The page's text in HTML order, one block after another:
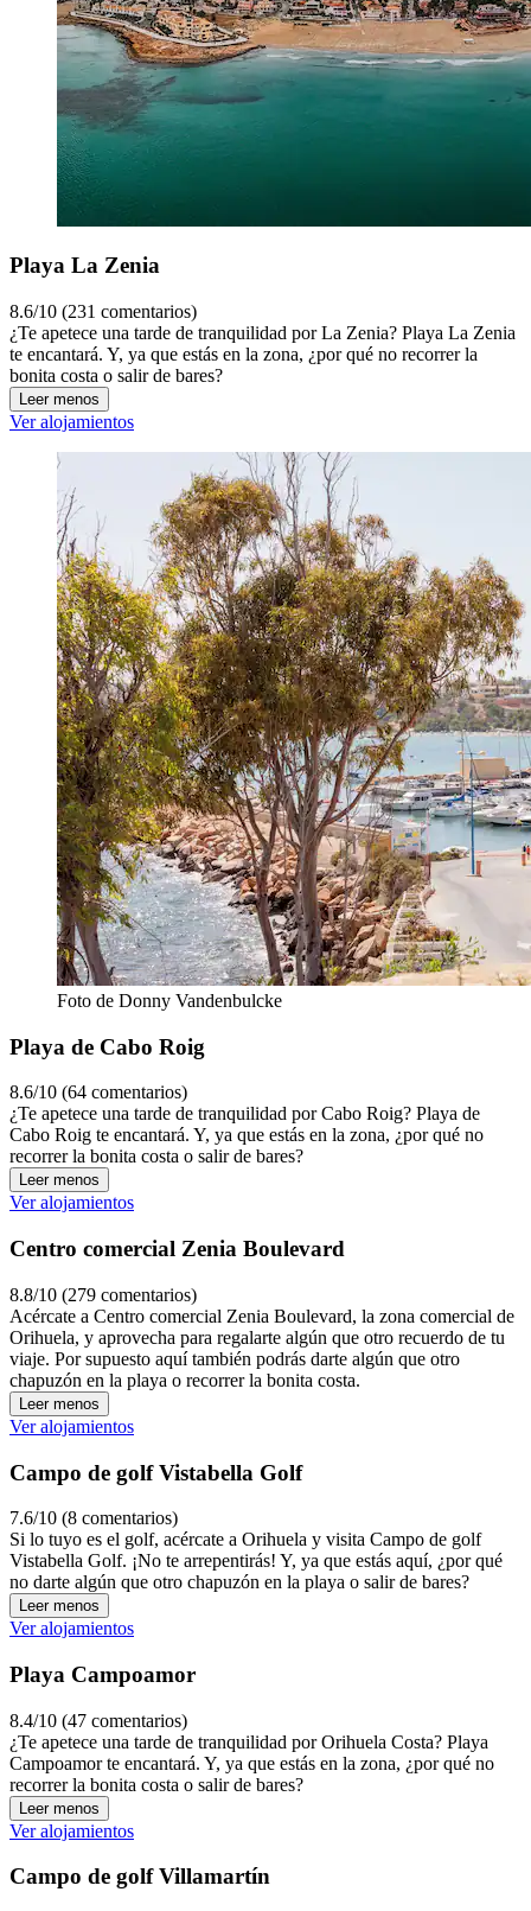
Playa La Zenia
8.6/10 (231 comentarios)
¿Te apetece una tarde de tranquilidad por La Zenia? Playa La Zenia
te encantará. Y, ya que estás en la zona, ¿por qué no recorrer la
bonita costa o salir de bares?
Leer menos
Ver alojamientos
Foto de Donny Vandenbulcke
Playa de Cabo Roig
8.6/10 (64 comentarios)
¿Te apetece una tarde de tranquilidad por Cabo Roig? Playa de
Cabo Roig te encantará. Y, ya que estás en la zona, ¿por qué no
recorrer la bonita costa o salir de bares?
Leer menos
Ver alojamientos
Centro comercial Zenia Boulevard
8.8/10 (279 comentarios)
Acércate a Centro comercial Zenia Boulevard, la zona comercial de
Orihuela, y aprovecha para regalarte algún que otro recuerdo de tu
viaje. Por supuesto aquí también podrás darte algún que otro
chapuzón en la playa o recorrer la bonita costa.
Leer menos
Ver alojamientos
Campo de golf Vistabella Golf
7.6/10 (8 comentarios)
Si lo tuyo es el golf, acércate a Orihuela y visita Campo de golf
Vistabella Golf. ¡No te arrepentirás! Y, ya que estás aquí, ¿por qué
no darte algún que otro chapuzón en la playa o salir de bares?
Leer menos
Ver alojamientos
Playa Campoamor
8.4/10 (47 comentarios)
¿Te apetece una tarde de tranquilidad por Orihuela Costa? Playa
Campoamor te encantará. Y, ya que estás en la zona, ¿por qué no
recorrer la bonita costa o salir de bares?
Leer menos
Ver alojamientos
Campo de golf Villamartín